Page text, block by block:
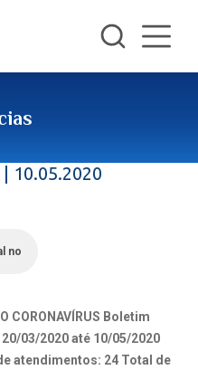
10.05.2020
no
CORONAVÍRUS Boletim
20/03/2020 até 10/05/2020
atendimentos: 24 Total de